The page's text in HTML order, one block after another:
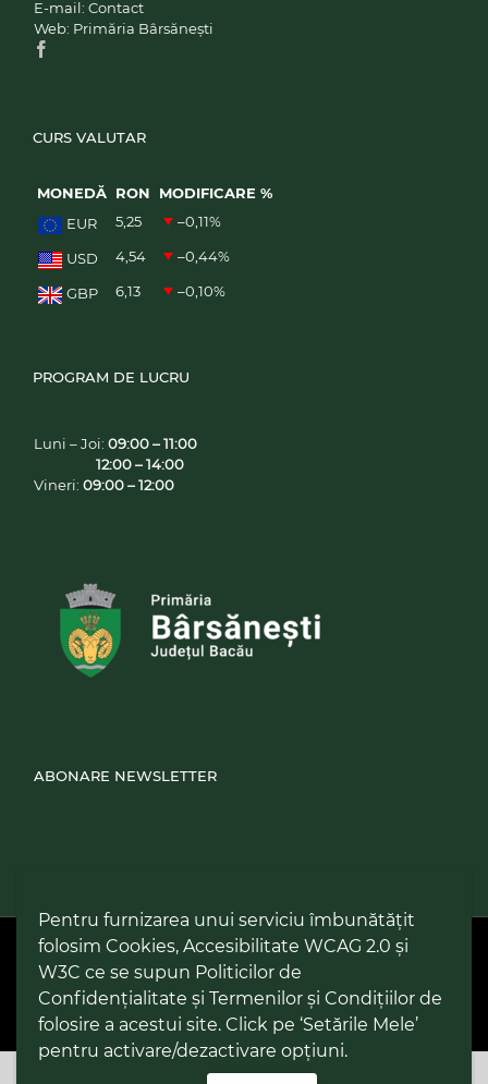
Pentru furnizarea unui serviciu îmbunătățit
folosim Cookies, Accesibilitate WCAG 2.0 și
W3C ce se supun Politicilor de
Confidențialitate și Termenilor și Condițiilor de
folosire a acestui site. Click pe ‘Setările Mele’
pentru activare/dezactivare opțiuni.
E-mail: Contact
Web: Primăria Bârsănești
CURS VALUTAR
MONEDĂ RON
MODIFICARE %
EUR
5,25 –0,11%
USD 4,54 –0,44%
GBP 6,13 –0,10%
PROGRAM DE LUCRU
Luni – Joi: 09:00 – 11:00
12:00 – 14:00
Vineri: 09:00 – 12:00
ABONARE NEWSLETTER
PPW @2026 |Hartă Website|Setări Cookies și Accesibilitate
Politică de utilizare Cookies|Politică de confidențialitate site
Termeni și condiții de utilizare a site-ului